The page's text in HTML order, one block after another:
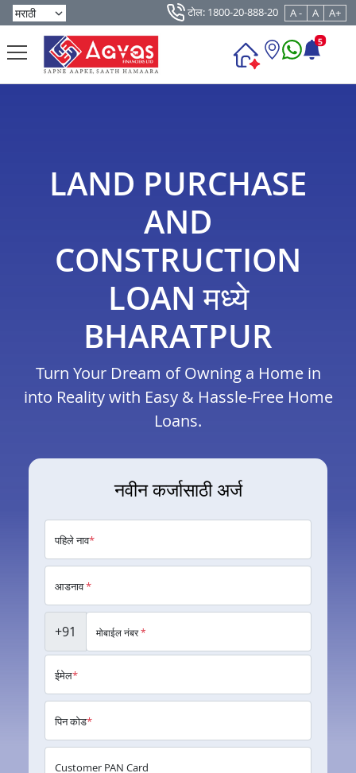
टोल: 1800-20-888-20 A - A A+
5
LAND PURCHASE
AND
CONSTRUCTION
LOAN मध्ये
BHARATPUR
Turn Your Dream of Owning a Home in
into Reality with Easy & Hassle-Free Home
Loans.
नवीन कर्जासाठी अर्ज
पहिले नाव*
आडनाव*
+91 मोबाईल नंबर*
ईमेल*
पिन कोड*
Customer PAN Card